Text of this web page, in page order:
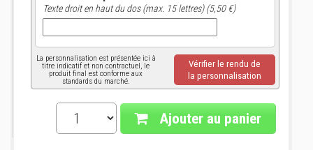
Texte droit en haut du dos (max. 15 lettres) (5,50 €)
La personnalisation est présentée ici à
titre indicatif et non contractuel, le
produit final est conforme aux
standards du marché.
Vérifier le rendu de
la personnalisation
Ajouter au panier